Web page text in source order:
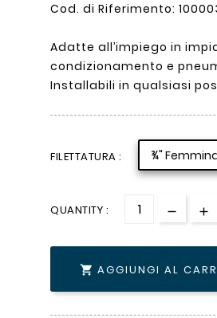
Cod. di Riferimento:
Adatte all’impiego in
condizionamento e
Installabili in qualsiasi
FILETTATURA : ¾"
QUANTITY :
 AGGIUNGI AL